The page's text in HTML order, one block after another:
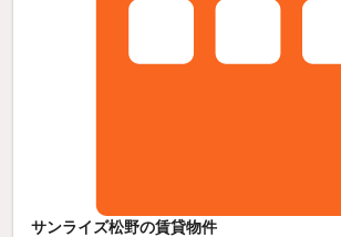
サンライズ松野の賃貸物件